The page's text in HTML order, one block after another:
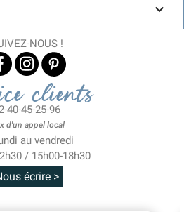

NOUS !
clients
40-45-25-96
d'un appel local
au vendredi
/ 15h00-18h30
écrire >